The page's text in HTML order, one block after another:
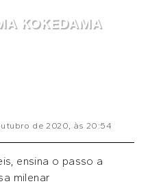
KOKEDAMA
de 2020, às 20:54
ensina o passo a
milenar